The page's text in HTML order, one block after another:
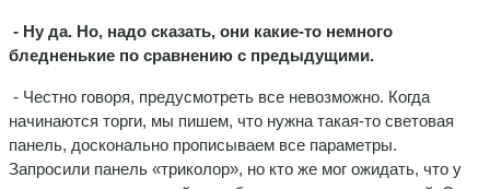
- Ну да. Но, надо сказать, они какие-то немного
бледненькие по сравнению с предыдущими.
- Честно говоря, предусмотреть все невозможно. Когда
начинаются торги, мы пишем, что нужна такая-то световая
панель, досконально прописываем все параметры.
Запросили панель «триколор», но кто же мог ожидать, что у